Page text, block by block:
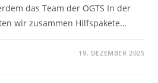
das Team der OGTS In der
wir zusammen Hilfspakete…
19. DEZEMBER 2025